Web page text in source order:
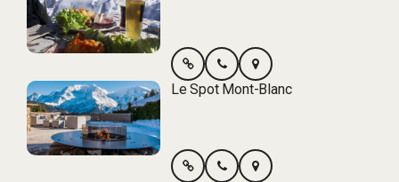
Le Spot Mont-Blanc